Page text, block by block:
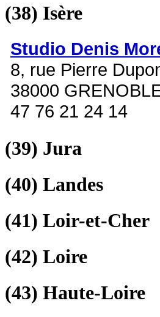
(38) Isère
Studio Denis
8, rue Pierre
38000
47 76 21 24 14
(39) Jura
(40) Landes
(41) Loir-et-Cher
(42) Loire
(43) Haute-Loire